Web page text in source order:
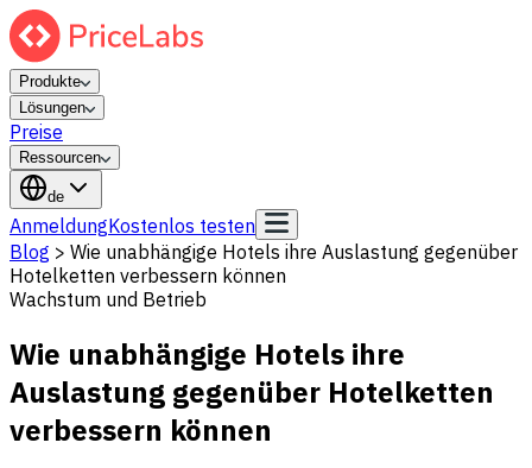
Produkte
Lösungen
Preise
Ressourcen
de
AnmeldungKostenlos testen
Blog > Wie unabhängige Hotels ihre Auslastung gegenüber
Hotelketten verbessern können
Wachstum und Betrieb
Wie unabhängige Hotels ihre
Auslastung gegenüber Hotelketten
verbessern können